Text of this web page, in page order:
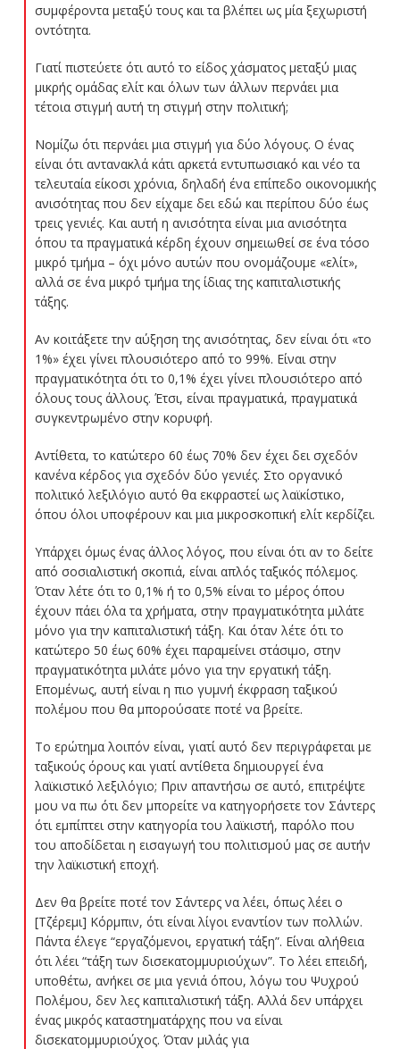
συμφέροντα μεταξύ τους και τα βλέπει ως μία ξεχωριστή
οντότητα.
Γιατί πιστεύετε ότι αυτό το είδος χάσματος μεταξύ μιας
μικρής ομάδας ελίτ και όλων των άλλων περνάει μια
τέτοια στιγμή αυτή τη στιγμή στην πολιτική;
Νομίζω ότι περνάει μια στιγμή για δύο λόγους. Ο ένας
είναι ότι αντανακλά κάτι αρκετά εντυπωσιακό και νέο τα
τελευταία είκοσι χρόνια, δηλαδή ένα επίπεδο οικονομικής
ανισότητας που δεν είχαμε δει εδώ και περίπου δύο έως
τρεις γενιές. Και αυτή η ανισότητα είναι μια ανισότητα
όπου τα πραγματικά κέρδη έχουν σημειωθεί σε ένα τόσο
μικρό τμήμα – όχι μόνο αυτών που ονομάζουμε «ελίτ»,
αλλά σε ένα μικρό τμήμα της ίδιας της καπιταλιστικής
τάξης.
Αν κοιτάξετε την αύξηση της ανισότητας, δεν είναι ότι «το
1%» έχει γίνει πλουσιότερο από το 99%. Είναι στην
πραγματικότητα ότι το 0,1% έχει γίνει πλουσιότερο από
όλους τους άλλους. Έτσι, είναι πραγματικά, πραγματικά
συγκεντρωμένο στην κορυφή.
Αντίθετα, το κατώτερο 60 έως 70% δεν έχει δει σχεδόν
κανένα κέρδος για σχεδόν δύο γενιές. Στο οργανικό
πολιτικό λεξιλόγιο αυτό θα εκφραστεί ως λαϊκίστικο,
όπου όλοι υποφέρουν και μια μικροσκοπική ελίτ κερδίζει.
Υπάρχει όμως ένας άλλος λόγος, που είναι ότι αν το δείτε
από σοσιαλιστική σκοπιά, είναι απλός ταξικός πόλεμος.
Όταν λέτε ότι το 0,1% ή το 0,5% είναι το μέρος όπου
έχουν πάει όλα τα χρήματα, στην πραγματικότητα μιλάτε
μόνο για την καπιταλιστική τάξη. Και όταν λέτε ότι το
κατώτερο 50 έως 60% έχει παραμείνει στάσιμο, στην
πραγματικότητα μιλάτε μόνο για την εργατική τάξη.
Επομένως, αυτή είναι η πιο γυμνή έκφραση ταξικού
πολέμου που θα μπορούσατε ποτέ να βρείτε.
Το ερώτημα λοιπόν είναι, γιατί αυτό δεν περιγράφεται με
ταξικούς όρους και γιατί αντίθετα δημιουργεί ένα
λαϊκιστικό λεξιλόγιο; Πριν απαντήσω σε αυτό, επιτρέψτε
μου να πω ότι δεν μπορείτε να κατηγορήσετε τον Σάντερς
ότι εμπίπτει στην κατηγορία του λαϊκιστή, παρόλο που
του αποδίδεται η εισαγωγή του πολιτισμού μας σε αυτήν
την λαϊκιστική εποχή.
Δεν θα βρείτε ποτέ τον Σάντερς να λέει, όπως λέει ο
[Τζέρεμι] Κόρμπιν, ότι είναι λίγοι εναντίον των πολλών.
Πάντα έλεγε “εργαζόμενοι, εργατική τάξη”. Είναι αλήθεια
ότι λέει “τάξη των δισεκατομμυριούχων”. Το λέει επειδή,
υποθέτω, ανήκει σε μια γενιά όπου, λόγω του Ψυχρού
Πολέμου, δεν λες καπιταλιστική τάξη. Αλλά δεν υπάρχει
ένας μικρός καταστηματάρχης που να είναι
δισεκατομμυριούχος. Όταν μιλάς για